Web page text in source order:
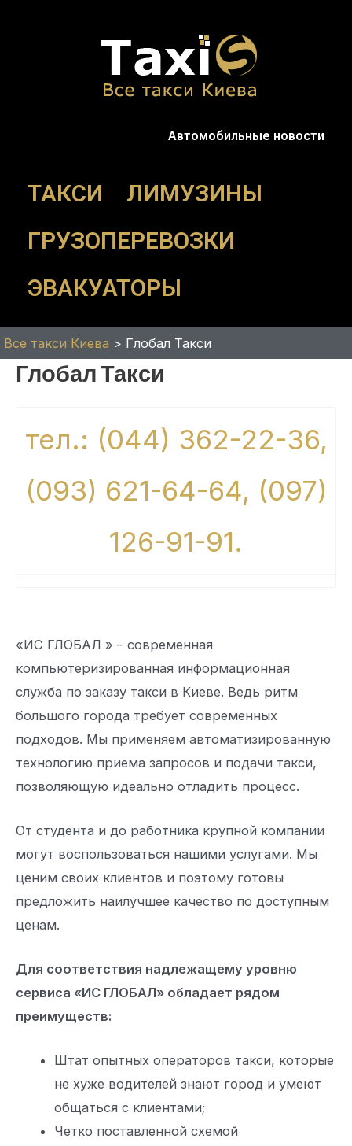
Автомобильные новости
ТАКСИ
ЛИМУЗИНЫ
ГРУЗОПЕРЕВОЗКИ
ЭВАКУАТОРЫ
Все такси Киева > Глобал Такси
Глобал Такси
тел.: (044) 362-22-36,
(093) 621-64-64, (097)
126-91-91.
«ИС ГЛОБАЛ » – современная
компьютеризированная информационная
служба по заказу такси в Киеве. Ведь ритм
большого города требует современных
подходов. Мы применяем автоматизированную
технологию приема запросов и подачи такси,
позволяющую идеально отладить процесс.
От студента и до работника крупной компании
могут воспользоваться нашими услугами. Мы
ценим своих клиентов и поэтому готовы
предложить наилучшее качество по доступным
ценам.
Для соответствия надлежащему уровню
сервиса «ИС ГЛОБАЛ» обладает рядом
преимуществ:
Штат опытных операторов такси, которые
не хуже водителей знают город и умеют
общаться с клиентами;
Четко поставленной схемой